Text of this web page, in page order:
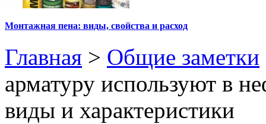
Монтажная пена: виды, свойства и расход
Главная > Общие заметки
арматуру используют в
виды и характеристики